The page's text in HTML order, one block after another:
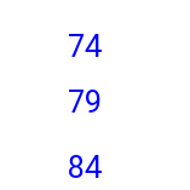
74
79
84